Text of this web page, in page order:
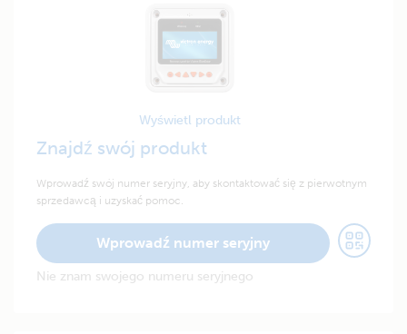
Wyświetl produkt
Znajdź swój produkt
Wprowadź swój numer seryjny, aby skontaktować się z pierwotnym
sprzedawcą i uzyskać pomoc.
Wprowadź numer seryjny
Nie znam swojego numeru seryjnego